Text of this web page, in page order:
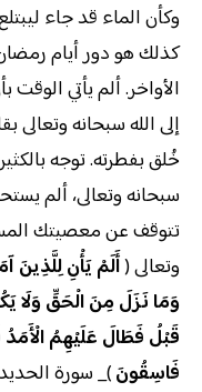
وكأن الماء قد جاء
كذلك هو دور أيام
الأواخر. ألم يأتي الوقت
إلى الله سبحانه وتعالى
خُلق بفطرته. توجه
سبحانه وتعالى، ألم
تتوقف عن معصيتك
وتعالى (أَلَمْ يَأْنِ لِلَّذِينَ
وَمَا نَزَلَ مِنَ الْحَقِّ وَلَا
قَبْلُ فَطَالَ عَلَيْهِمُ
فَاسِقُونَ)_ سورة